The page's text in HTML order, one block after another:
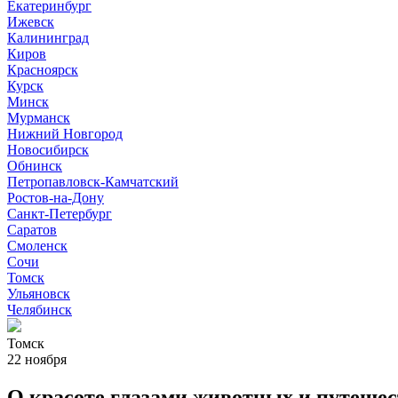
Екатеринбург
Ижевск
Калининград
Киров
Красноярск
Курск
Минск
Мурманск
Нижний Новгород
Новосибирск
Обнинск
Петропавловск-Камчатский
Ростов-на-Дону
Санкт-Петербург
Саратов
Смоленск
Сочи
Томск
Ульяновск
Челябинск
Томск
22 ноября